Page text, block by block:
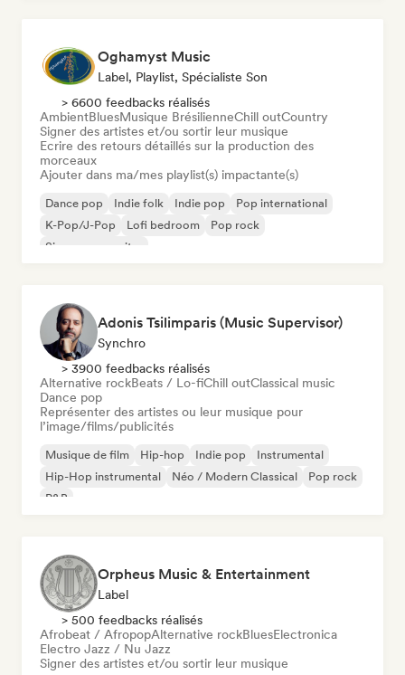
Oghamyst Music
Label, Playlist, Spécialiste Son
> 6600 feedbacks réalisés
AmbientBluesMusique BrésilienneChill outCountry
Signer des artistes et/ou sortir leur musique
Ecrire des retours détaillés sur la production des
morceaux
Ajouter dans ma/mes playlist(s) impactante(s)
Dance pop Indie folk Indie pop
Pop international
K-Pop/J-Pop
Lofi bedroom
Pop rock
Singer-songwriter
Adonis Tsilimparis (Music Supervisor)
Synchro
> 3900 feedbacks réalisés
Alternative rockBeats / Lo-fiChill outClassical music
Dance pop
Représenter des artistes ou leur musique pour
l’image/films/publicités
Musique de film Hip-hop Indie pop
Instrumental
Hip-Hop instrumental
Néo / Modern Classical
Pop rock
R&B
Orpheus Music & Entertainment
Label
> 500 feedbacks réalisés
Afrobeat / AfropopAlternative rockBluesElectronica
Electro Jazz / Nu Jazz
Signer des artistes et/ou sortir leur musique